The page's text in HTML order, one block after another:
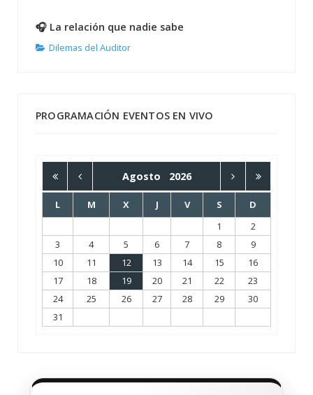
🎧 La relación que nadie sabe
Dilemas del Auditor
PROGRAMACIÓN EVENTOS EN VIVO
Agosto 2026
L M X J V S
D
1
2
3
4 5 6 7 8
9
10
11 12 13 14 15
16
17
18 19 20 21 22
23
24
25 26 27 28 29
30
31